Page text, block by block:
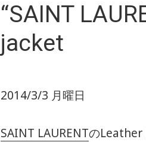
“SAINT
jacket
2014/3/3 月曜日
SAINT LAURENTのLeather